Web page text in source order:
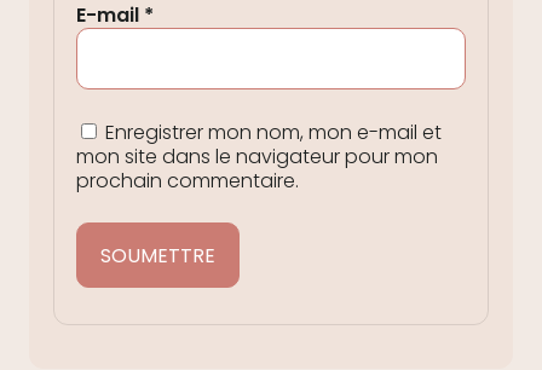
E-mail *
Enregistrer mon nom, mon e-mail et
mon site dans le navigateur pour mon
prochain commentaire.